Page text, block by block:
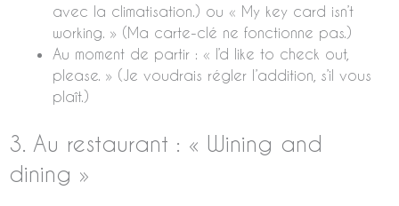
avec la climatisation.) ou « My key card isn’t
working. » (Ma carte-clé ne fonctionne pas.)
Au moment de partir : « I’d like to check out,
please. » (Je voudrais régler l’addition, s’il vous
plaît.)
3. Au restaurant : « Wining and
dining »